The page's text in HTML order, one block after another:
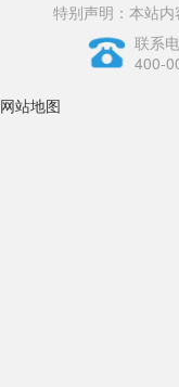
特别声明：本站内
联系
400-
网站地图